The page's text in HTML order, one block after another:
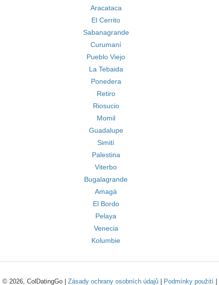
Aracataca
El Cerrito
Sabanagrande
Curumaní
Pueblo Viejo
La Tebaida
Ponedera
Retiro
Riosucio
Momil
Guadalupe
Simití
Palestina
Viterbo
Bugalagrande
Amagá
El Bordo
Pelaya
Venecia
Kolumbie
© 2026, ColDatingGo | Zásady ochrany osobních údajů| Podmínky použití|